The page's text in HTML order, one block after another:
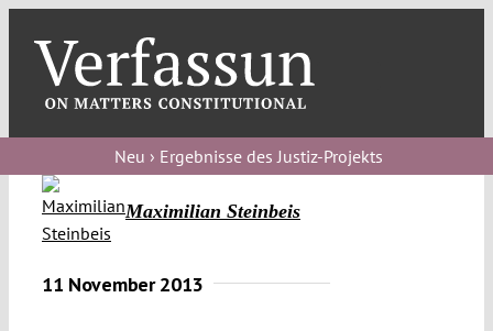
content
blog
Verfassungs
Verfassungs
Neu › Ergebnisse des Justiz-Projekts
Maximilian Steinbeis
11 November 2013